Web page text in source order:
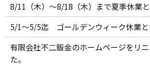
8/11（木）～8/18（木）まで夏季休業
5/1～5/5迄 ゴールデンウィーク休業と
有限会社不二鈑金のホームページをリ
た。